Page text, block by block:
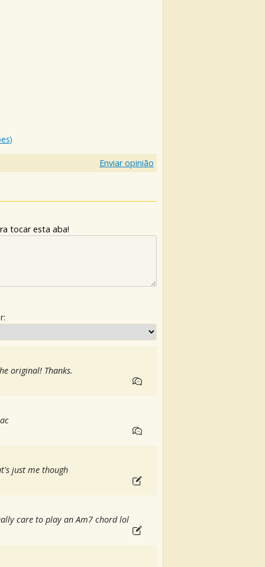
Enviar opinião
tocar esta aba!
original! Thanks.
just me though
care to play an Am7 chord lol